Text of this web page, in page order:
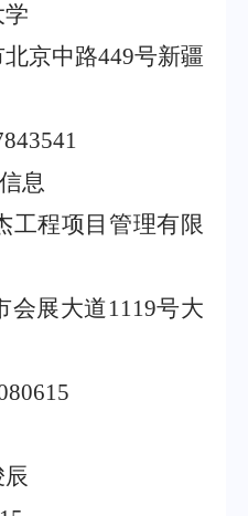
京中路449号新疆
息
程项目管理有限
会展大道1119号大